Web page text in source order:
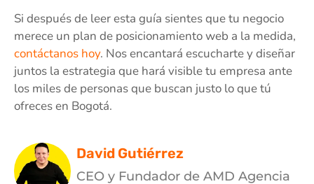
Si después de leer esta guía sientes que tu negocio
merece un plan de posicionamiento web a la medida,
contáctanos hoy. Nos encantará escucharte y diseñar
juntos la estrategia que hará visible tu empresa ante
los miles de personas que buscan justo lo que tú
ofreces en Bogotá.
David Gutiérrez
CEO y Fundador de AMD Agencia